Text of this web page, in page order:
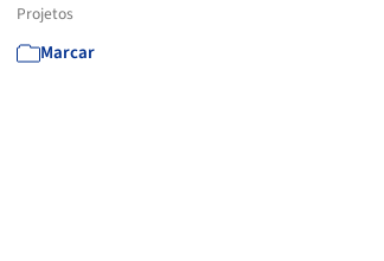
Projetos
Marcar